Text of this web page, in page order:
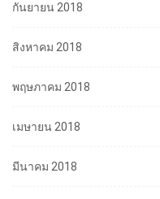
กันยายน 2018
สิงหาคม 2018
พฤษภาคม 2018
เมษายน 2018
มีนาคม 2018